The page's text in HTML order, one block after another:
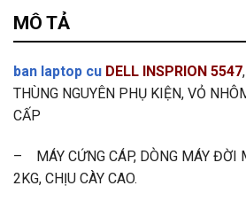
Tư vấn & bán hàng qua Facebook
MÔ TẢ
ban laptop cu DELL INSPRION 5547
THÙNG NGUYÊN PHỤ KIỆN, VỎ
CẤP
– MÁY CỨNG CÁP, DÒNG MÁY ĐỜI
2KG, CHỊU CÀY CAO.